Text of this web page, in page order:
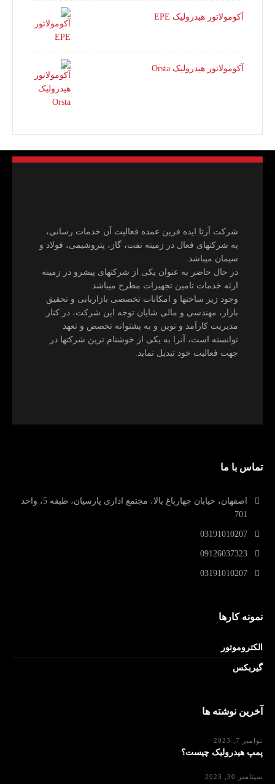
آکومولاتور هیدرولیک EPE
آکومولاتور هیدرولیک Orsta
شرکت آرتا ایده فرین عمده فعالیت آن خدمات رسانی،
به شرکتهای فعال در زمینه نفت، گاز، پتروشیمی، فولاد و
سیمان میباشد.
در حال حاضر به عنوان یکی از شرکتهای پیشرو در زمینه
ارئه خدمات تامین تجهیزات مطرح میباشد.
وجود زیر ساختها و امکانات تخصصی بازاریابی و تحقیق
بازار، مهندسی و مالی شایان توجه این شرکت، در کنار
مدیریت کارآمد و نوین و به پشتوانه تخصص و تعهد
توانسته است، آنرا به یکی از خوشنام ترین شرکتها در
جهت فعالیت خود تبدیل نماید.
تماس با ما
اصفهان، خیابان چهارباغ بالا، مجتمع اداری پارسیان، طبقه 5، واحد
701
03191010207
09126037323
03191010207
نمونه کارها
الکتروموتور
گیربکس
آخرین نوشته ها
نوامبر 7, 2023
پمپ هیدرولیک چیست؟
سپتامبر 30, 2023